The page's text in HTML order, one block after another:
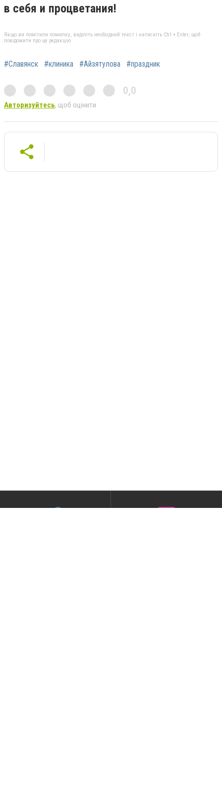
в себя и процветания!
Якщо ви помітили помилку, виділіть необхідний текст і натисніть Ctrl + Enter, щоб
повідомити про це редакцію
#Славянск #клиника #Айзятулова #праздник
0,0
Авторизуйтесь, щоб оцінити